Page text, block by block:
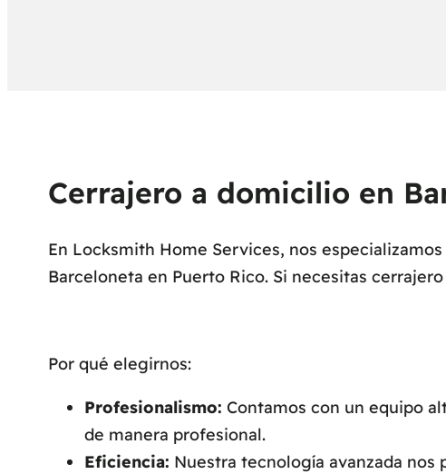
Cerrajero a domicilio en
En Locksmith Home Services, nos
Barceloneta en Puerto Rico. Si necesitas
Por qué elegirnos:
Profesionalismo: Contamos con un equipo
de manera profesional.
Eficiencia: Nuestra tecnología avanzada